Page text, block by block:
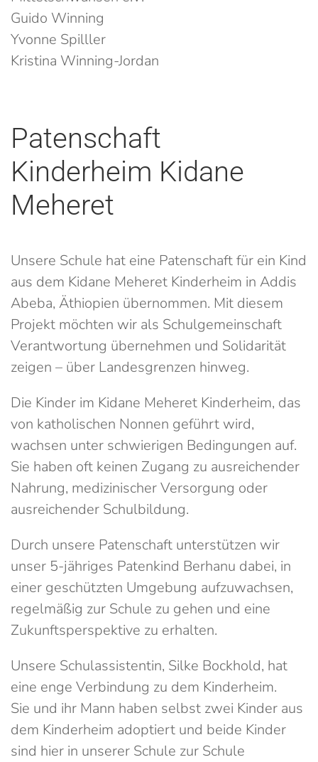
Guido Winning
Yvonne Spilller
Kristina Winning-Jordan
Patenschaft
Kinderheim Kidane
Meheret
Unsere Schule hat eine Patenschaft für ein Kind
aus dem Kidane Meheret Kinderheim in Addis
Abeba, Äthiopien übernommen. Mit diesem
Projekt möchten wir als Schulgemeinschaft
Verantwortung übernehmen und Solidarität
zeigen – über Landesgrenzen hinweg.
Die Kinder im Kidane Meheret Kinderheim, das
von katholischen Nonnen geführt wird,
wachsen unter schwierigen Bedingungen auf.
Sie haben oft keinen Zugang zu ausreichender
Nahrung, medizinischer Versorgung oder
ausreichender Schulbildung.
Durch unsere Patenschaft unterstützen wir
unser 5-jähriges Patenkind Berhanu dabei, in
einer geschützten Umgebung aufzuwachsen,
regelmäßig zur Schule zu gehen und eine
Zukunftsperspektive zu erhalten.
Unsere Schulassistentin, Silke Bockhold, hat
eine enge Verbindung zu dem Kinderheim.
Sie und ihr Mann haben selbst zwei Kinder aus
dem Kinderheim adoptiert und beide Kinder
sind hier in unserer Schule zur Schule